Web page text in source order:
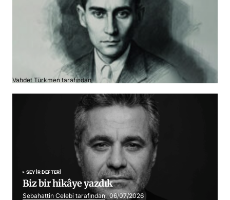
Franz Kafka
Vahdet Türkmen tarafından 06/07/2026
SEYIR DEFTERI
Biz bir hikâye yazdık
Sebahattin Celebi tarafından 06/07/2026